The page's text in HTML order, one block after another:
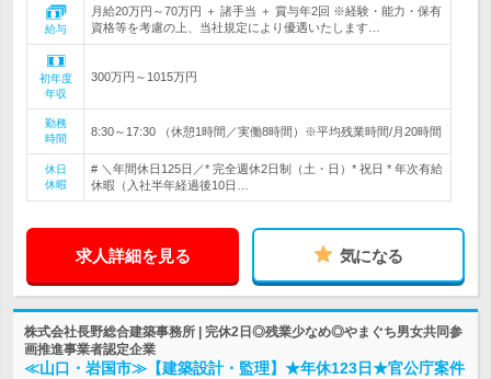
給与
月給20万円～70万円 ＋ 諸手当 ＋ 賞与年2回 ※経験・能力・保有
資格等を考慮の上、当社規定により優遇いたします…
初年度
年収
300万円～1015万円
勤務
時間
8:30～17:30 （休憩1時間／実働8時間）※平均残業時間/月20時間
休日
休暇
# ＼年間休日125日／* 完全週休2日制（土・日）* 祝日 * 年次有給
休暇（入社半年経過後10日…
求人詳細を見る 気になる
株式会社長野総合建築事務所 | 完休2日◎残業少なめ◎やまぐち男女共同参
画推進事業者認定企業
≪山口・岩国市≫【建築設計・監理】★年休123日★官公庁案件